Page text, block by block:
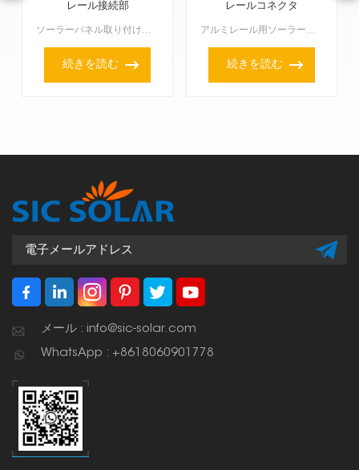
レール接続部
ソーラーパネル取り付けレールスプライスは、ソーラーパネルを支える上�
続きを読む
レールコネクタ
アルミレール用ソーラーレールコネクタは、ソーラーパネル設置において非常に重要な部品です。2本のアルミレールをしっかりと接続するように設計されており、住宅用であれ商業用であれ、ソーラーパネルの設置が確実...
続きを読む
メール : info@sic-solar.com
WhatsApp : +8618060901778